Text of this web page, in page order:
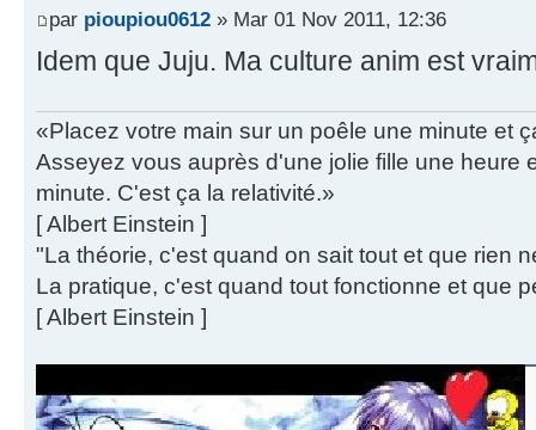
par pioupiou0612 » Mar 01 Nov 2011, 12:36
Idem que Juju. Ma culture anim est
«Placez votre main sur un poêle une minute et
Asseyez vous auprès d'une jolie fille une heure
minute. C'est ça la relativité.»
[ Albert Einstein ]
"La théorie, c'est quand on sait tout et que rien
La pratique, c'est quand tout fonctionne et que
[ Albert Einstein ]